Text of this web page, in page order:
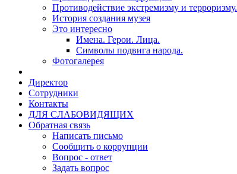
Противодействие экстремизму и терроризму.
История создания музея
Это интересно
Имена. Герои. Лица.
Символы подвига народа.
Фотогалерея
Директор
Сотрудники
Контакты
ДЛЯ СЛАБОВИДЯЩИХ
Обратная связь
Написать письмо
Сообщить о коррупции
Вопрос - ответ
Задать вопрос